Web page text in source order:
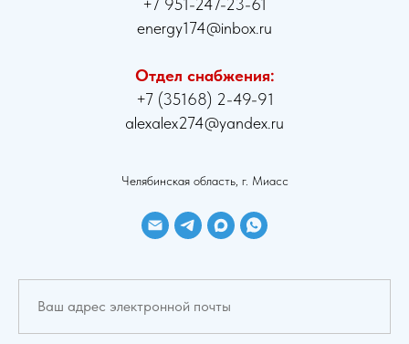
+7 951-247-23-61
energy174@inbox.ru
Отдел снабжения:
+7 (35168) 2-49-91
alexalex274@yandex.ru
Челябинская область, г. Миасс